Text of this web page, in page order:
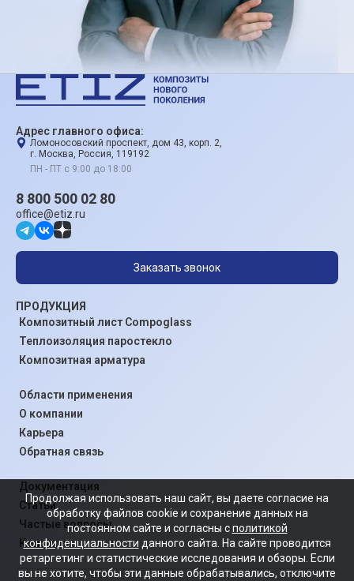
Адрес главного офиса:
Ломоносовский проспект, дом 43, корп. 2,
г. Москва, Россия, 119192
ПН - ПТ с 9:00 до 18:00
ПРОДУКЦИЯ
Композитный лист Compoglass
Теплоизоляция паростекло
Композитная арматура
Области применения
О компании
Карьера
Обратная связь
Документация
Статьи
Частые вопросы
Контакты
8 800 500 02 80
office@etiz.ru
Заказать звонок
Продолжая использовать наш сайт, вы даете согласие на
обработку файлов cookie и сохранение данных на
постоянном сайте и согласны сполитикой
конфиденциальности данного сайта. На сайте проводится
ретаргетинг и статистические исследования и обзоры. Если
вы не хотите, чтобы эти данные обрабатывались, отключите